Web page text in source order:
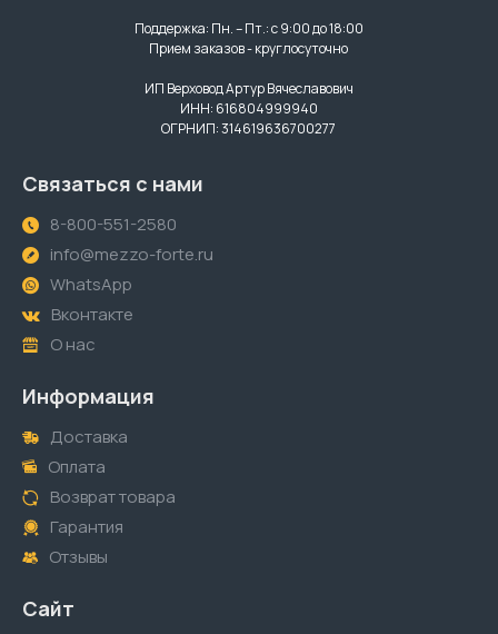
Поддержка: Пн. – Пт.: с 9:00 до 18:00
Прием заказов - круглосуточно
ИП Верховод Артур Вячеславович
ИНН: 616804999940
ОГРНИП: 314619636700277
Связаться с нами
8-800-551-2580
info@mezzo-forte.ru
WhatsApp
Вконтакте
О нас
Информация
Доставка
Оплата
Возврат товара
Гарантия
Отзывы
Сайт